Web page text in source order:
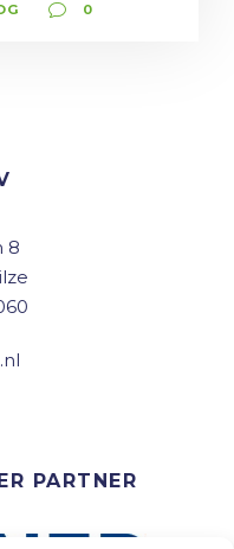
0
8
PARTNER